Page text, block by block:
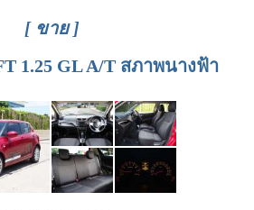
[ ขาย ]
1.25 GL A/T สภาพนางฟ้า